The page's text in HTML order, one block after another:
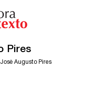
Pires
José Augusto Pires